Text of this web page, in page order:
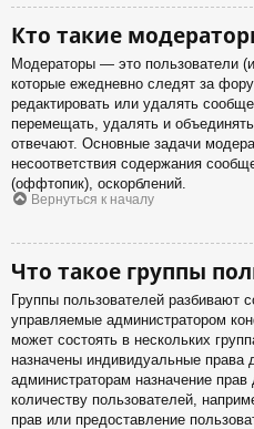
Кто такие
Модераторы — это пользователи
которые ежедневно следят за
редактировать или удалять
перемещать, удалять и
отвечают. Основные задачи
несоответствия содержания
(оффтопик), оскорблений.
Вернуться к началу
Что такое группы
Группы пользователей разбивают
управляемые администратором
может состоять в нескольких
назначены индивидуальные права
администраторам назначение
количеству пользователей,
прав или предоставление